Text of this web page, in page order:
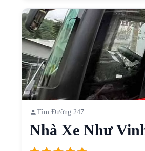
Tìm Đường 247
Nhà Xe Như